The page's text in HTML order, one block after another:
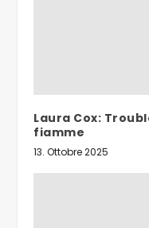
Laura Cox:
fiamme
13. Ottobre 2025